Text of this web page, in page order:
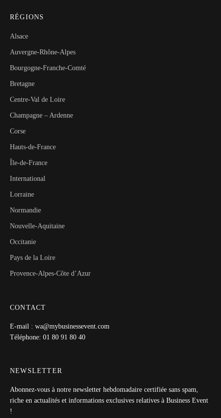
RÉGIONS
Alsace
Auvergne-Rhône-Alpes
Bourgogne-Franche-Comté
Bretagne
Centre-Val de Loire
Champagne – Ardenne
Corse
Hauts-de-France
Île-de-France
International
Lorraine
Normandie
Nouvelle-Aquitaine
Occitanie
Pays de la Loire
Provence-Alpes-Côte d’Azur
CONTACT
E-mail : wa@mybusinessevent.com
Téléphone: 01 80 91 80 40
NEWSLETTER
Abonnez-vous à notre newsletter hebdomadaire certifiée sans spam,
riche en actualités et informations exclusives relatives à Business Event
!